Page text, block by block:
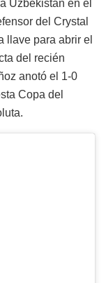
Uzbekistán en el
del Crystal
llave para abrir el
del recién
anotó el 1-0
Copa del